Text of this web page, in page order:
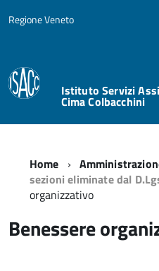
Regione Veneto
Istituto Servizi
Cima Colbacchini
Home
sezioni eliminate dal
organizzativo
Benessere